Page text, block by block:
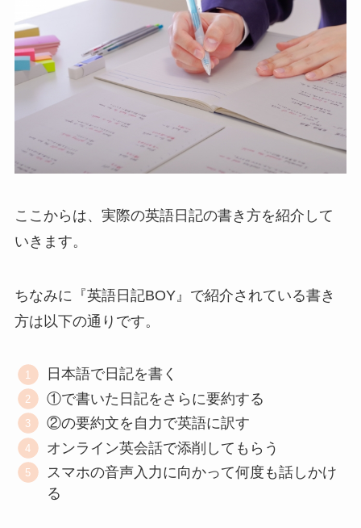
ここからは、実際の英語日記の書き方を紹介して
いきます。
ちなみに『英語日記BOY』で紹介されている書き
方は以下の通りです。
日本語で日記を書く
①で書いた日記をさらに要約する
②の要約文を自力で英語に訳す
オンライン英会話で添削してもらう
スマホの音声入力に向かって何度も話しかけ
る